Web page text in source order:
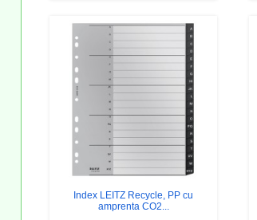
Index LEITZ Recycle, PP cu
amprenta CO2...